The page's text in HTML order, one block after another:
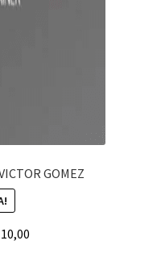
GOMEZ
10,00